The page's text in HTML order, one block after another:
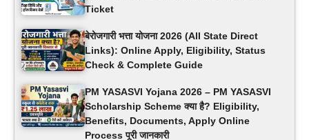
Ticket
बेरोजगारी भत्ता योजना 2026 (All State Direct
Links): Online Apply, Eligibility, Status
Check & Complete Guide
PM YASASVI Yojana 2026 – PM YASASVI
Scholarship Scheme क्या है? Eligibility,
Benefits, Documents, Apply Online
Process पूरी जानकारी